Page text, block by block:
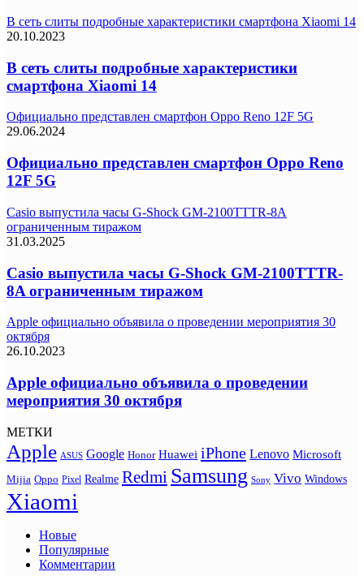
В сеть слиты подробные характеристики смартфона Xiaomi 14
20.10.2023
В сеть слиты подробные характеристики
смартфона Xiaomi 14
Официально представлен смартфон Oppo Reno 12F 5G
29.06.2024
Официально представлен смартфон Oppo Reno
12F 5G
Casio выпустила часы G-Shock GM-2100TTTR-8A
ограниченным тиражом
31.03.2025
Casio выпустила часы G-Shock GM-2100TTTR-
8A ограниченным тиражом
Apple официально объявила о проведении мероприятия 30
октября
26.10.2023
Apple официально объявила о проведении
мероприятия 30 октября
МЕТКИ
Apple ASUS Google Honor Huawei iPhone Lenovo Microsoft
Mijia Oppo Pixel Realme Redmi Samsung Sony Vivo Windows
Xiaomi
Новые
Популярные
Комментарии